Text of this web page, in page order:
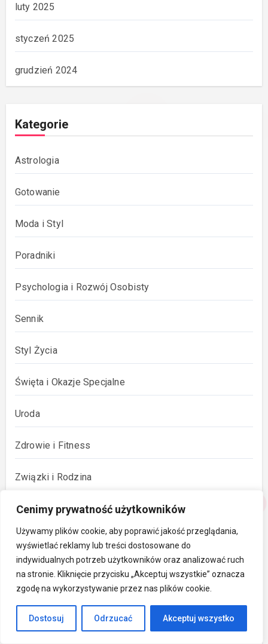
Cenimy prywatność użytkowników
Używamy plików cookie, aby poprawić jakość przeglądania,
wyświetlać reklamy lub treści dostosowane do
indywidualnych potrzeb użytkowników oraz analizować ruch
na stronie. Kliknięcie przycisku „Akceptuj wszystkie” oznacza
zgodę na wykorzystywanie przez nas plików cookie.
Dostosuj Odrzucać Akceptuj wszystko
luty 2025
styczeń 2025
grudzień 2024
Kategorie
Astrologia
Gotowanie
Moda i Styl
Poradniki
Psychologia i Rozwój Osobisty
Sennik
Styl Życia
Święta i Okazje Specjalne
Uroda
Zdrowie i Fitness
Związki i Rodzina
Przeczytaj Także